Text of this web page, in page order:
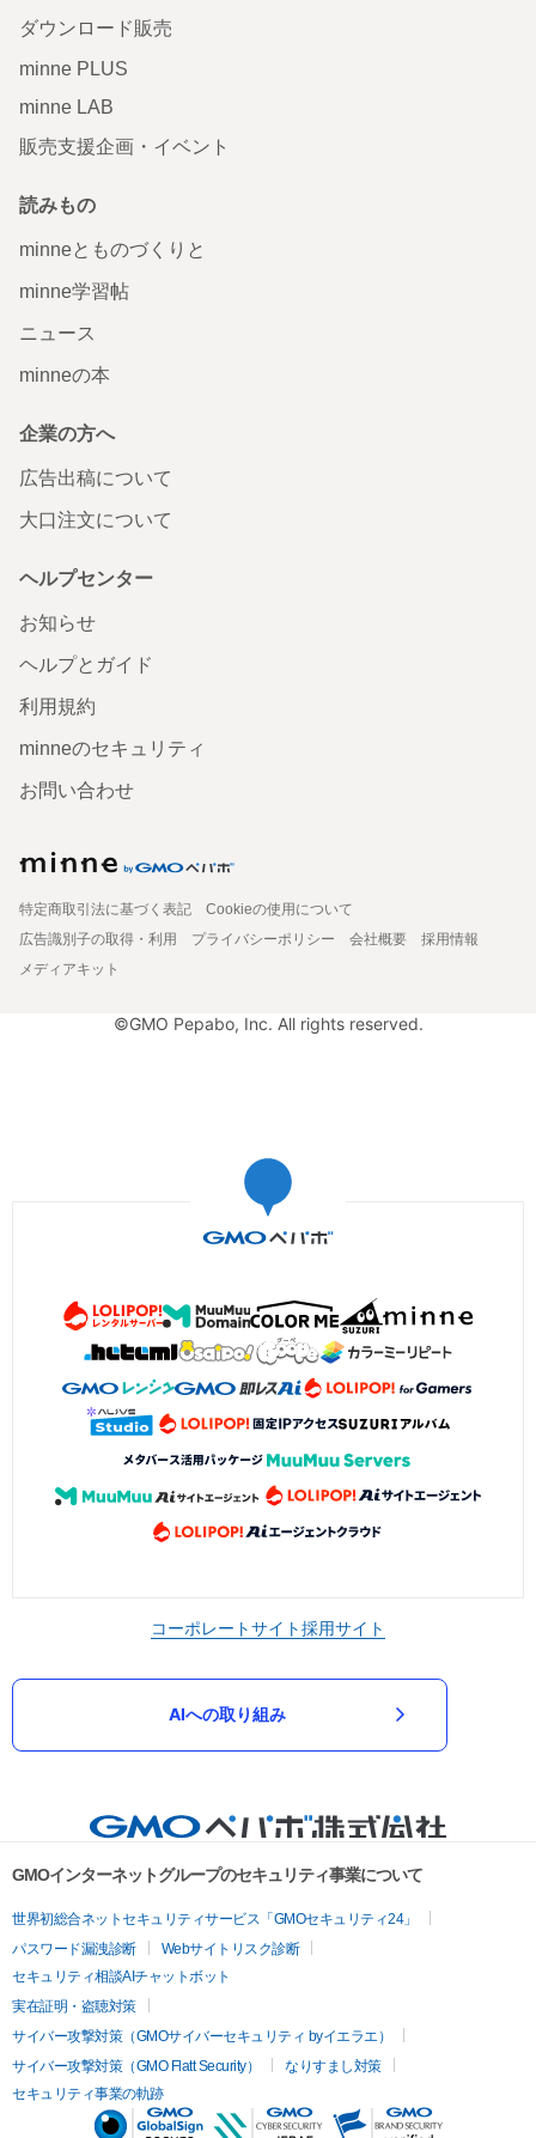
ダウンロード販売
minne PLUS
minne LAB
販売支援企画・イベント
読みもの
minneとものづくりと
minne学習帖
ニュース
minneの本
企業の方へ
広告出稿について
大口注文について
ヘルプセンター
お知らせ
ヘルプとガイド
利用規約
minneのセキュリティ
お問い合わせ
特定商取引法に基づく表記
Cookieの使用について
広告識別子の取得・利用
プライバシーポリシー 会社概要
採用情報
メディアキット
©GMO Pepabo, Inc. All rights reserved.
コーポレートサイト採用サイト
AIへの取り組み
GMOインターネットグループのセキュリティ事業について
世界初総合ネットセキュリティサービス「GMOセキュリティ24」
パスワード漏洩診断
Webサイトリスク診断
セキュリティ相談AIチャットボット
実在証明・盗聴対策
サイバー攻撃対策（GMOサイバーセキュリティ byイエラエ）
サイバー攻撃対策（GMO Flatt Security）
なりすまし対策
セキュリティ事業の軌跡